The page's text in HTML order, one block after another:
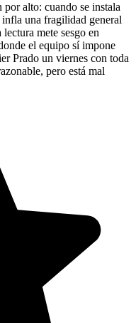
alto: cuando se instala
una fragilidad general
mete sesgo en
el equipo sí impone
Prado un viernes con toda
pero está mal